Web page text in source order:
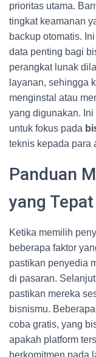
prioritas utama.
tingkat keamanan
backup otomatis.
data penting bagi
perangkat lunak
layanan, sehingga
menginstal atau
yang digunakan.
untuk fokus pada
teknis kepada para
Panduan
yang Tepat
Ketika memilih
beberapa faktor
pastikan penyedia
di pasaran.
pastikan mereka
bisnismu.
coba gratis, yang
apakah platform
berkomitmen pada